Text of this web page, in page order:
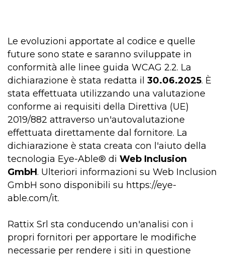
Le evoluzioni apportate al codice e quelle
future sono state e saranno sviluppate in
conformità alle linee guida WCAG 2.2. La
dichiarazione è stata redatta il 30.06.2025. È
stata effettuata utilizzando una valutazione
conforme ai requisiti della Direttiva (UE)
2019/882 attraverso un'autovalutazione
effettuata direttamente dal fornitore. La
dichiarazione è stata creata con l'aiuto della
tecnologia Eye-Able® di Web Inclusion
GmbH. Ulteriori informazioni su Web Inclusion
GmbH sono disponibili su https://eye-
able.com/it.
Rattix Srl sta conducendo un'analisi con i
propri fornitori per apportare le modifiche
necessarie per rendere i siti in questione